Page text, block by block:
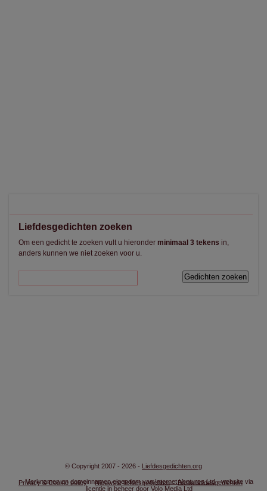
Liefdesgedichten zoeken
Om een gedicht te zoeken vult u hieronder minimaal 3 tekens in,
anders kunnen we niet zoeken voor u.
© Copyright 2007 - 2026 - Liefdesgedichten.org
Privacy & Cookie policy Nieuwste liefdesgedichten
Beste liefdesgedichten
Merknamen en domeinnamen eigendom vanInternet Ventures Ltd- website via
licentie in beheer doorVolo Media Ltd